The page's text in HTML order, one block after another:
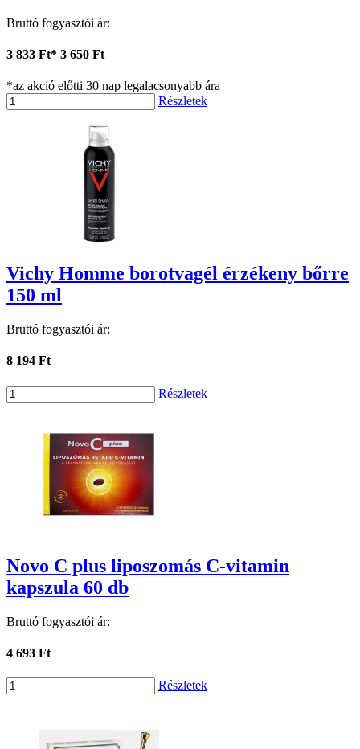
Bruttó fogyasztói ár:
3 833 Ft* 3 650 Ft
*az akció előtti 30 nap legalacsonyabb ára
Részletek
Vichy Homme borotvagél érzékeny bőrre
150 ml
Bruttó fogyasztói ár:
8 194 Ft
Részletek
Novo C plus liposzomás C-vitamin
kapszula 60 db
Bruttó fogyasztói ár:
4 693 Ft
Részletek